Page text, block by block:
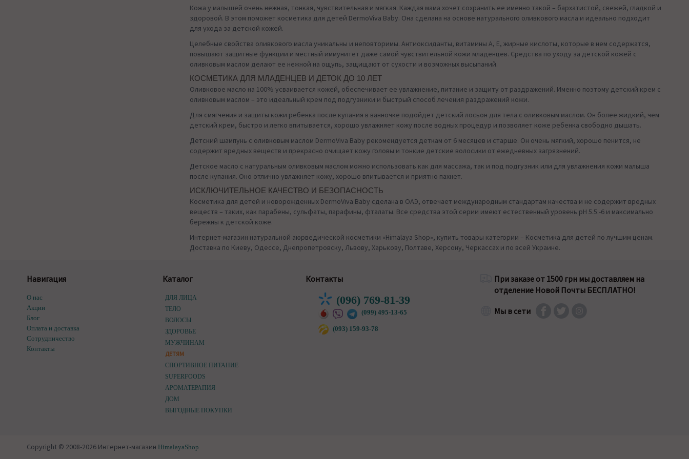
Кожа у малышей очень нежная, тонкая, чувствительная и мягкая. Каждая мама хочет сохранить ее именно такой – бархатистой, свежей, гладкой и
здоровой. В этом поможет косметика для детей DermoViva Baby. Она сделана на основе натурального оливкового масла и идеально подходит
для ухода за детской кожей.
Целебные свойства оливкового масла уникальны и неповторимы. Антиоксиданты, витамины А, Е, жирные кислоты, которые в нем содержатся,
повышают защитные функции и местный иммунитет даже самой чувствительной кожи младенцев. Средства по уходу за детской кожей с
оливковым маслом делают ее нежной на ощупь, защищают от сухости и возможных высыпаний.
КОСМЕТИКА ДЛЯ МЛАДЕНЦЕВ И ДЕТОК ДО 10 ЛЕТ
Оливковое масло на 100% усваивается кожей, обеспечивает ее увлажнение, питание и защиту от раздражений. Именно поэтому детский крем с
оливковым маслом – это идеальный крем под подгузники и быстрый способ лечения раздражений кожи.
Для смягчения и защиты кожи ребенка после купания в ванночке подойдет детский лосьон для тела с оливковым маслом. Он более жидкий, чем
детский крем, быстро и легко впитывается, хорошо увлажняет кожу после водных процедур и позволяет коже ребенка свободно дышать.
Детский шампунь с оливковым маслом DermoViva Baby рекомендуется деткам от 6 месяцев и старше. Он очень мягкий, хорошо пенится, не
содержит вредных веществ и прекрасно очищает кожу головы и тонкие детские волосики от ежедневных загрязнений.
Детское масло с натуральным оливковым маслом можно использовать как для массажа, так и под подгузник или для увлажнения кожи малыша
после купания. Оно отлично увлажняет кожу, хорошо впитывается и приятно пахнет.
ИСКЛЮЧИТЕЛЬНОЕ КАЧЕСТВО И БЕЗОПАСНОСТЬ
Косметика для детей и новорожденных DermoViva Baby сделана в ОАЭ, отвечает международным стандартам качества и не содержит вредных
веществ – таких, как парабены, сульфаты, парафины, фталаты. Все средства этой серии имеют естественный уровень рН 5.5.-6 и максимально
бережны к детской коже.
Интернет-магазин натуральной аюрведической косметики «Himalaya Shop», купить товары категории – Косметика для детей по лучшим ценам.
Доставка по Киеву, Одессе, Днепропетровску, Львову, Харькову, Полтаве, Херсону, Черкассах и по всей Украине.
Навигация
О нас
Акции
Блог
Оплата и доставка
Сотрудничество
Контакты
Каталог
ДЛЯ ЛИЦА
ТЕЛО
ВОЛОСЫ
ЗДОРОВЬЕ
МУЖЧИНАМ
ДЕТЯМ
СПОРТИВНОЕ ПИТАНИЕ
SUPERFOODS
АРОМАТЕРАПИЯ
ДОМ
ВЫГОДНЫЕ ПОКУПКИ
Контакты
(096) 769-81-39
(099) 495-13-65
(093) 159-93-78
При заказе от 1500 грн мы доставляем на
отделение Новой Почты БЕСПЛАТНО!
Мы в сети
Copyright © 2008-2026 Интернет-магазин HimalayaShop